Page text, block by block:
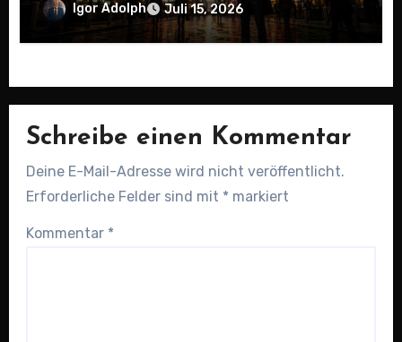
Igor Adolph Juli 15, 2026
Schreibe einen Kommentar
Deine E-Mail-Adresse wird nicht veröffentlicht.
Erforderliche Felder sind mit * markiert
Kommentar *